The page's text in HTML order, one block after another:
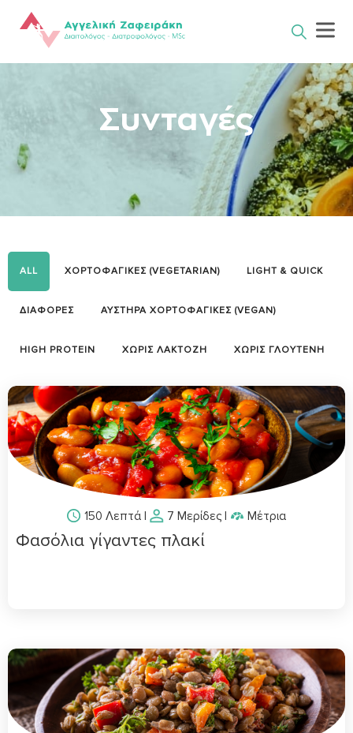
Συνταγές
ALL ΧΟΡΤΟΦΑΓΙΚΕΣ (VEGETARIAN) LIGHT & QUICK
ΔΙΑΦΟΡΕΣ ΑΥΣΤΗΡΑ ΧΟΡΤΟΦΑΓΙΚΕΣ (VEGAN)
HIGH PROTEIN ΧΩΡΙΣ ΛΑΚΤΟΖΗ ΧΩΡΙΣ ΓΛΟΥΤΕΝΗ
150 Λεπτά | 7 Μερίδες | Μέτρια
Φασόλια γίγαντες πλακί